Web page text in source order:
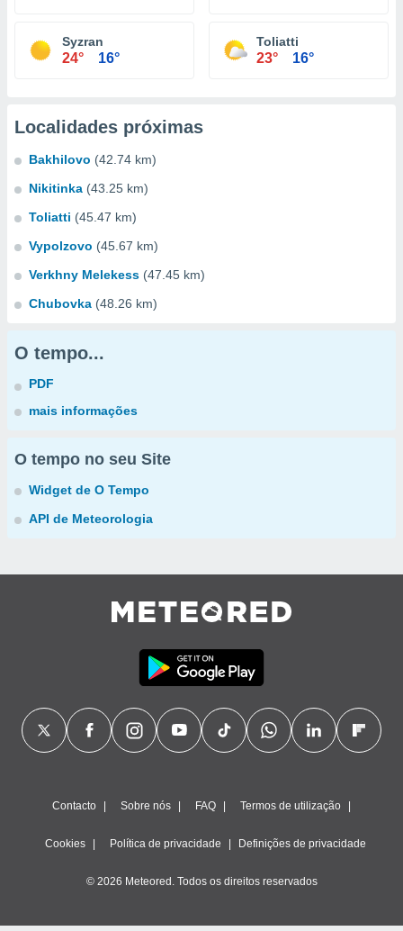
Syzran
24° 16°
Toliatti
23° 16°
Localidades próximas
Bakhilovo (42.74 km)
Nikitinka (43.25 km)
Toliatti (45.47 km)
Vypolzovo (45.67 km)
Verkhny Melekess (47.45 km)
Chubovka (48.26 km)
O tempo...
PDF
mais informações
O tempo no seu Site
Widget de O Tempo
API de Meteorologia
Contacto Sobre nós FAQ Termos de utilização
Cookies Política de privacidade Definições de privacidade
© 2026 Meteored. Todos os direitos reservados